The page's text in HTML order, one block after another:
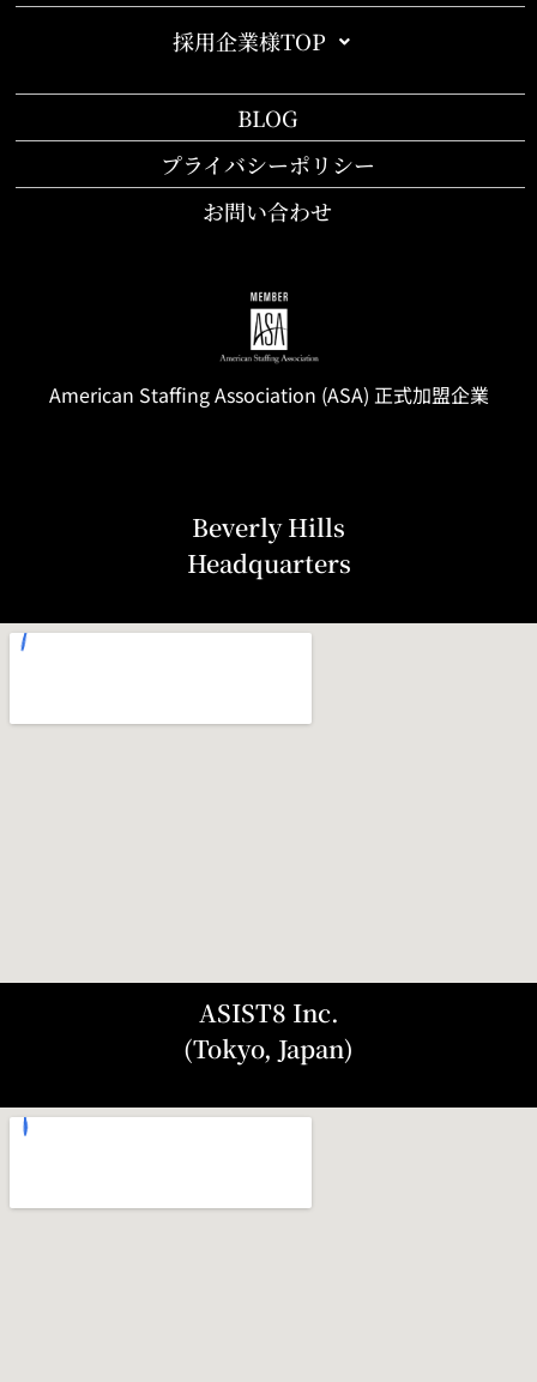
採用企業様TOP
BLOG
プライバシーポリシー
お問い合わせ
American StaffingAssociation (ASA) 正式加盟企業
Beverly Hills
Headquarters
ASIST8 Inc.
(Tokyo, Japan)